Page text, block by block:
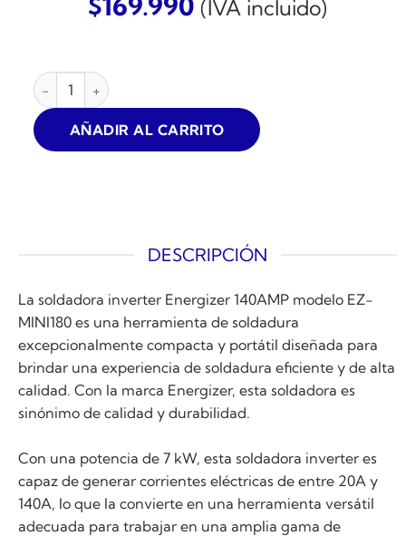
(IVA incluido)
SOLDADORA INVERTER ENERGIZER 140AMP cantidad
AÑADIR AL CARRITO
DESCRIPCIÓN
La soldadora inverter Energizer 140AMP modelo EZ-
MINI180 es una herramienta de soldadura
excepcionalmente compacta y portátil diseñada para
brindar una experiencia de soldadura eficiente y de alta
calidad. Con la marca Energizer, esta soldadora es
sinónimo de calidad y durabilidad.
Con una potencia de 7 kW, esta soldadora inverter es
capaz de generar corrientes eléctricas de entre 20A y
140A, lo que la convierte en una herramienta versátil
adecuada para trabajar en una amplia gama de